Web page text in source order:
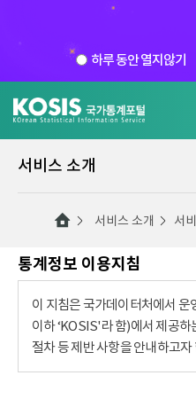
하루 동안 열지않기
서비스 소개
서비스 소개 서
통계정보 이용지침
이 지침은 국가데이터처에서
이하 ‘KOSIS'라 함)에서 제공
절차 등 제반 사항을 안내하고자